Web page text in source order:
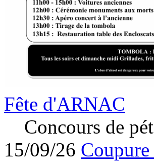
Fête d'ARNAC
Concours de
15/09/26